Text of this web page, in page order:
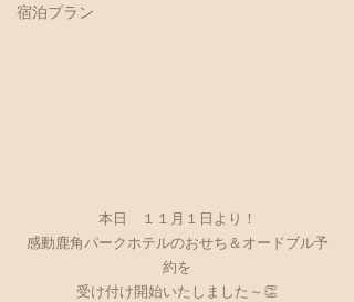
宿泊プラン
本日　１１月１日より！
感動鹿角パークホテルのおせち＆オードブル予
約を
受け付け開始いたしました～👏